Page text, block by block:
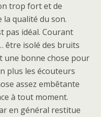
trop fort et de
qualité du son.
pas idéal. Courant
être isolé des bruits
une bonne chose pour
plus les écouteurs
assez embêtante
à tout moment.
en général restitue